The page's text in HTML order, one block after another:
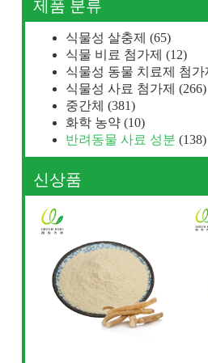
제품 분류
식물성 살충제 (65)
식물 비료 첨가제 (12)
식물성 동물 치료제 첨가
식물성 사료 첨가제 (266)
중간체 (381)
화학 농약 (10)
반려동물 사료 성분 (138)
신상품